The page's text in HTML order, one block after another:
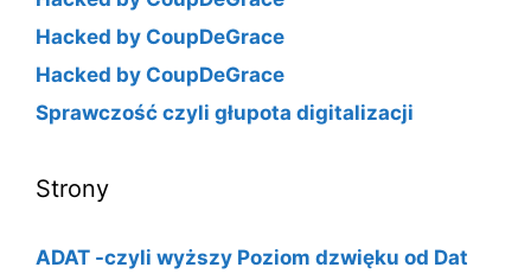
Hacked by CoupDeGrace
Hacked by CoupDeGrace
Sprawczość czyli głupota digitalizacji
Strony
ADAT -czyli wyższy Poziom dzwięku od Dat